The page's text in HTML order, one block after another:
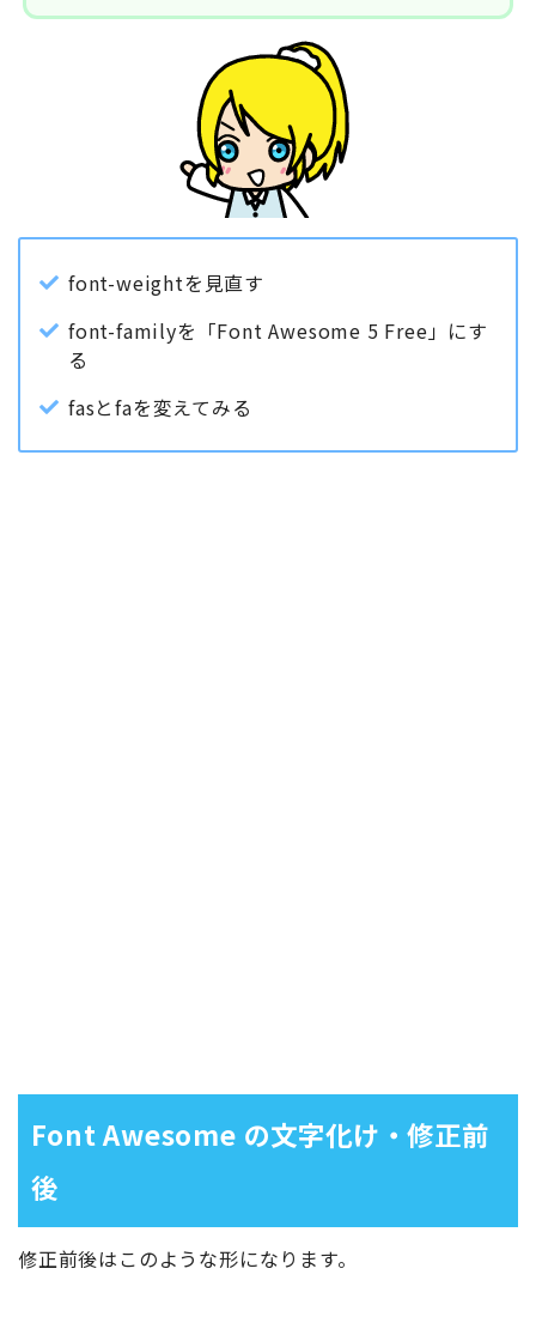
font-weightを見直す
font-familyを「Font Awesome 5 Free」にす
る
fasとfaを変えてみる
Font Awesome の文字化け・修正前
後
修正前後はこのような形になります。